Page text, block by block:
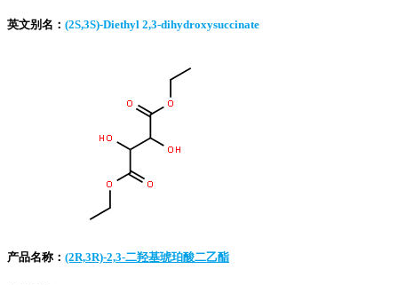
英文别名： (2S,3S)-Diethyl 2,3-dihydroxysuccinate
产品名称： (2R,3R)-2,3-二羟基琥珀酸二乙酯